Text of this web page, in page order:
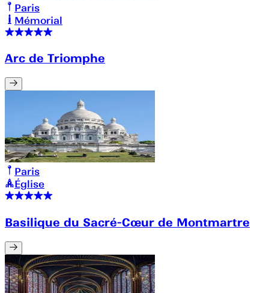
Paris
Mémorial
Arc de Triomphe
Paris
Église
Basilique du Sacré-Cœur de Montmartre